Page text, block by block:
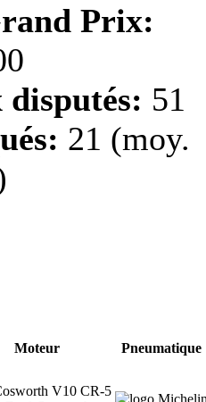
Prix:
51
21 (moy.
Moteur Pneumatique
V10 CR-5